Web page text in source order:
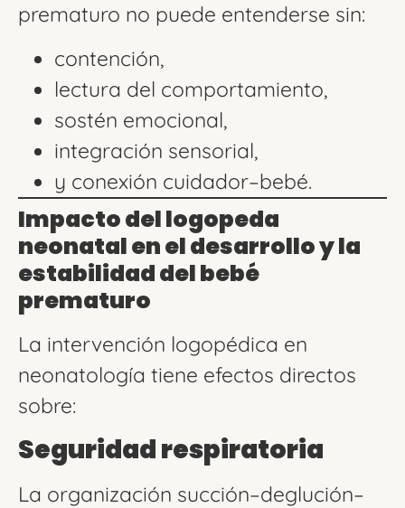
prematuro no puede entenderse sin:
contención,
lectura del comportamiento,
sostén emocional,
integración sensorial,
y conexión cuidador–bebé.
Impacto del logopeda
neonatal en el desarrollo y la
estabilidad del bebé
prematuro
La intervención logopédica en
neonatología tiene efectos directos
sobre:
Seguridad respiratoria
La organización succión–deglución–